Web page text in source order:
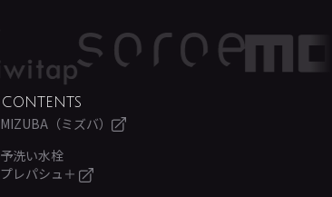
CONTENTS
MIZUBA（ミズバ）
予洗い水栓
プレパシュ＋